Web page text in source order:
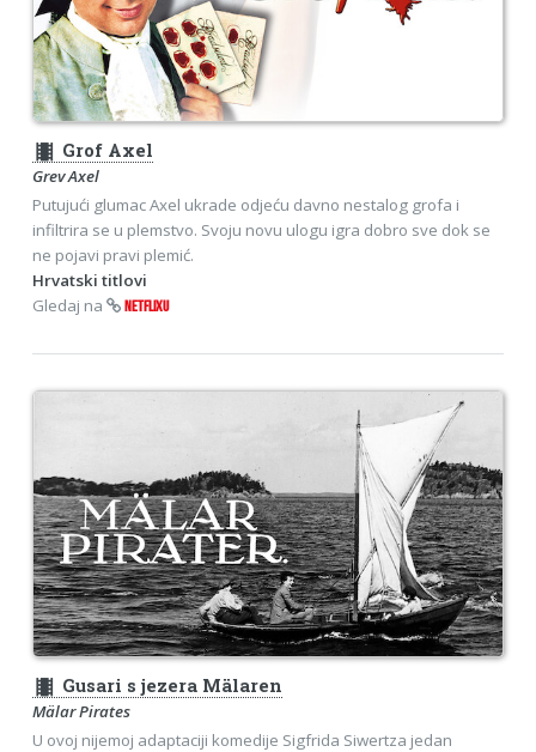
theaters Grof Axel
Grev Axel
Putujući glumac Axel ukrade odjeću davno nestalog grofa i
infiltrira se u plemstvo. Svoju novu ulogu igra dobro sve dok se
ne pojavi pravi plemić.
Hrvatski titlovi
Gledaj na
NETFLIXU
theaters Gusari s jezera Mälaren
Mälar Pirates
U ovoj nijemoj adaptaciji komedije Sigfrida Siwertza jedan